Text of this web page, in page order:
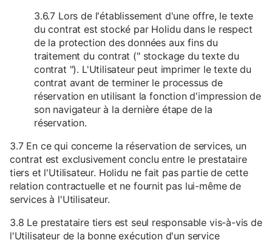
3.6.7 Lors de l'établissement d'une offre, le texte
du contrat est stocké par Holidu dans le respect
de la protection des données aux fins du
traitement du contrat (" stockage du texte du
contrat "). L'Utilisateur peut imprimer le texte du
contrat avant de terminer le processus de
réservation en utilisant la fonction d'impression de
son navigateur à la dernière étape de la
réservation.
3.7 En ce qui concerne la réservation de services, un
contrat est exclusivement conclu entre le prestataire
tiers et l'Utilisateur. Holidu ne fait pas partie de cette
relation contractuelle et ne fournit pas lui-même de
services à l'Utilisateur.
3.8 Le prestataire tiers est seul responsable vis-à-vis de
l'Utilisateur de la bonne exécution d'un service